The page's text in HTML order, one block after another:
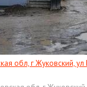
обл, г Жуковский,